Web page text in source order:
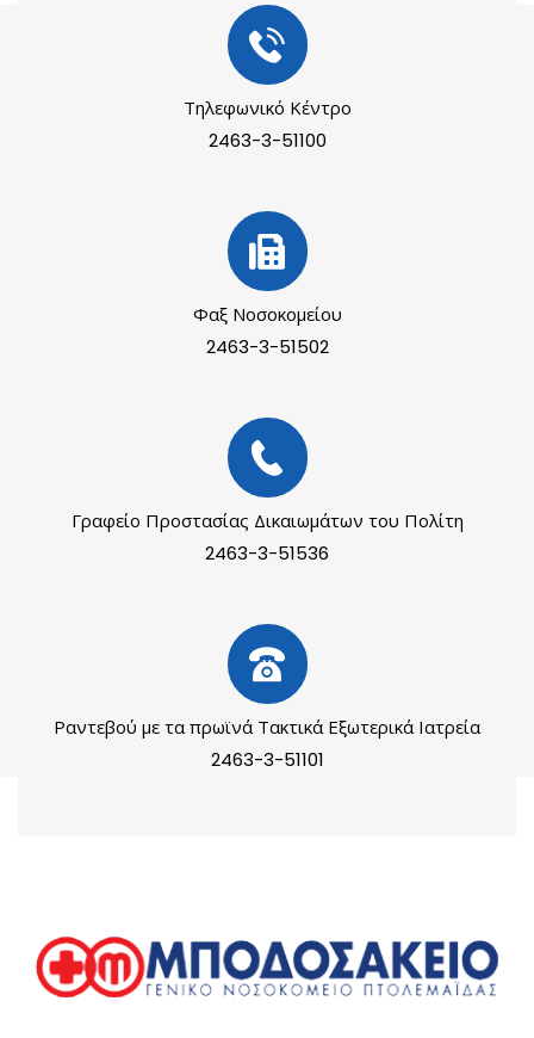
Τηλεφωνικό Κέντρο
2463-3-51100
Φαξ Νοσοκομείου
2463-3-51502
Γραφείο Προστασίας Δικαιωμάτων του Πολίτη
2463-3-51536
Ραντεβού με τα πρωϊνά Τακτικά Εξωτερικά Ιατρεία
2463-3-51101